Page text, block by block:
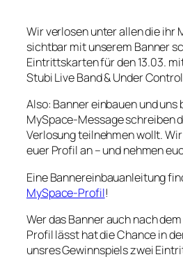
Wir verlosen unter allen die ihr
sichtbar mit unserem Banner
Eintrittskarten für den 13.03.
Stubi Live Band & Under
Also: Banner einbauen und uns
MySpace-Message schreiben
Verlosung teilnehmen wollt.
euer Profil an – und nehmen
Eine Bannereinbauanleitung
MySpace-Profil!
Wer das Banner auch nach
Profil lässt hat die Chance in
unsres Gewinnspiels zwei